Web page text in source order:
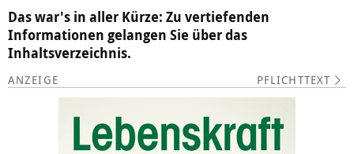
Das war's in aller Kürze: Zu vertiefenden
Informationen gelangen Sie über das
Inhaltsverzeichnis.
PFLICHTTEXT